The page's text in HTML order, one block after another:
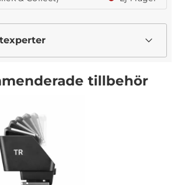
tillbehör